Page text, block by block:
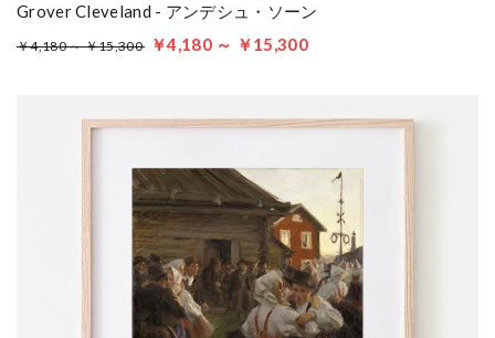
Grover Cleveland - アンデシュ・ソーン
￥4,180 ～ ￥15,300 ￥4,180 ～ ￥15,300